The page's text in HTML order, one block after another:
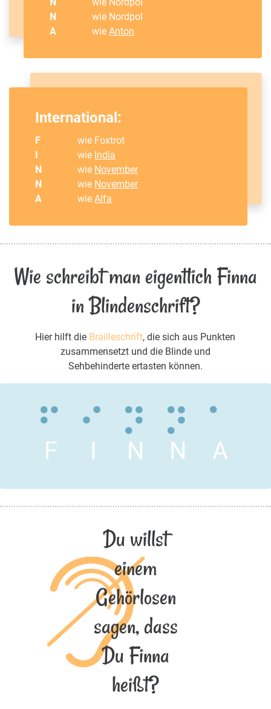
N
wie Nordpol
A
wieAnton
International:
F
wie Foxtrot
I
wie India
N
wie November
N
wie November
A
wieAlfa
Wie schreibt man eigentlich Finna
in Blindenschrift?
Hier hilft die Brailleschrift, die sich aus Punkten
zusammensetzt und die Blinde und
Sehbehinderte ertasten können.
F I N N A
Du willst
einem
Gehörlosen
sagen, dass
Du Finna
heißt?